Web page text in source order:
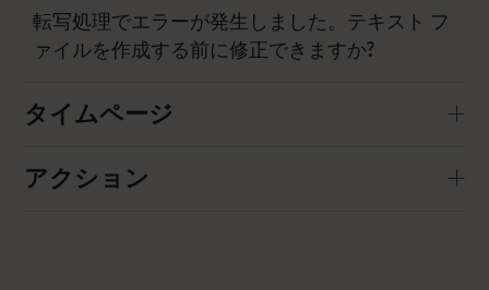
転写処理でエラーが発生しました。テキスト フ
ァイルを作成する前に修正できますか?
タイムページ
アクション